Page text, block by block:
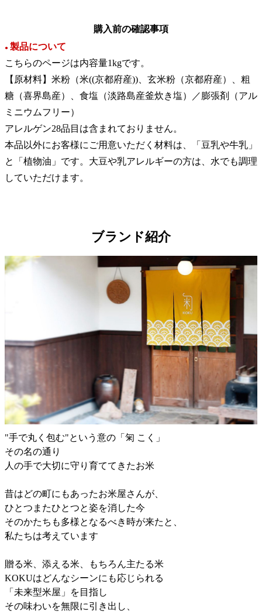
購入前の確認事項
● 製品について
こちらのページは内容量1kgです。
【原材料】米粉（米((京都府産))、玄米粉（京都府産）、粗
糖（喜界島産）、食塩（淡路島産釜炊き塩）／膨張剤（アル
ミニウムフリー）
アレルゲン28品目は含まれておりません。
本品以外にお客様にご用意いただく材料は、「豆乳や牛乳」
と「植物油」です。大豆や乳アレルギーの方は、水でも調理
していただけます。
ブランド紹介
"手で丸く包む"という意の「匊 こく」
その名の通り
人の手で大切に守り育ててきたお米
昔はどの町にもあったお米屋さんが、
ひとつまたひとつと姿を消した今
そのかたちも多様となるべき時が来たと、
私たちは考えています
贈る米、添える米、もちろん主たる米
KOKUはどんなシーンにも応じられる
「未来型米屋」を目指し
その味わいを無限に引き出し、